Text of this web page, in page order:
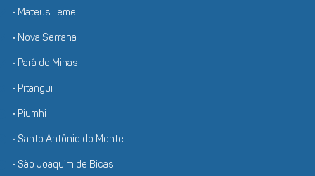
• Mateus Leme
• Nova Serrana
• Pará de Minas
• Pitangui
• Piumhi
• Santo Antônio do Monte
• São Joaquim de Bicas